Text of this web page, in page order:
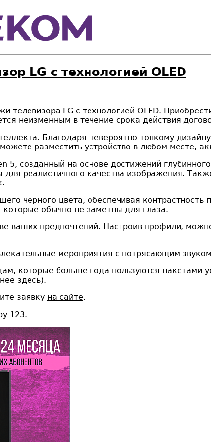
LG с технологией OLED
телевизора LG с технологией OLED.
неизменным в течение срока действия
Благодаря невероятно тонкому
разместить устройство в любом месте,
5, созданный на основе достижений
реалистичного качества изображения.
черного цвета, обеспечивая
обычно не заметны для глаза.
ваших предпочтений. Настроив профили,
мероприятия с потрясающим
которые больше года пользуются пакетами
здесь).
заявку на сайте.
123.